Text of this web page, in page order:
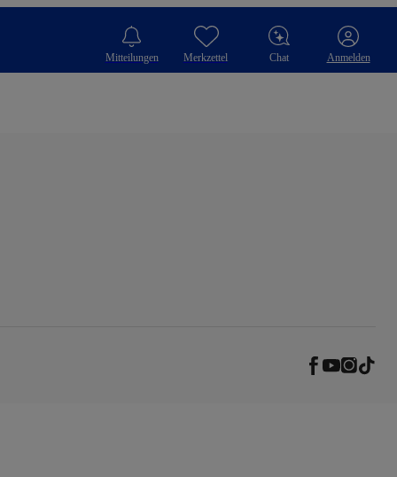
Mitteilungen Merkzettel Chat Anmelden